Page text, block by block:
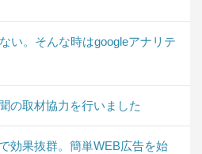
い。そんな時はgoogleアナリテ
の取材協力を行いました
効果抜群。簡単WEB広告を始